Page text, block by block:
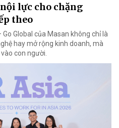
lực cho chặng
theo
Global của Masan không chỉ là
hay mở rộng kinh doanh, mà
con người.